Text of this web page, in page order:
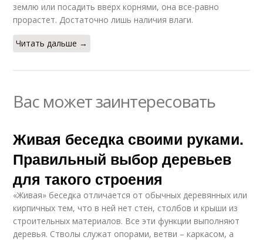
землю или посадить вверх корнями, она все-равно
прорастет. Достаточно лишь наличия влаги.
Читать дальше →
Вас может заинтересовать
Живая беседка своими руками.
Правильный выбор деревьев
для такого строения
«Живая» беседка отличается от обычных деревянных или
кирпичных тем, что в ней нет стен, столбов и крыши из
строительных материалов. Все эти функции выполняют
деревья. Стволы служат опорами, ветви – каркасом, а